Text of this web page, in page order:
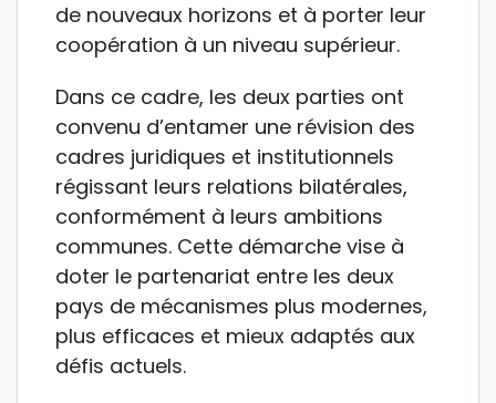
de nouveaux horizons et à porter leur
coopération à un niveau supérieur.
Dans ce cadre, les deux parties ont
convenu d’entamer une révision des
cadres juridiques et institutionnels
régissant leurs relations bilatérales,
conformément à leurs ambitions
communes. Cette démarche vise à
doter le partenariat entre les deux
pays de mécanismes plus modernes,
plus efficaces et mieux adaptés aux
défis actuels.